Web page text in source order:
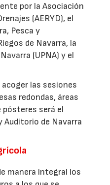
por la Asociación
(AERYD), el
Pesca y
de Navarra, la
(UPNA) y el
acoger las sesiones
redondas, áreas
será el
Auditorio de Navarra
manera integral los